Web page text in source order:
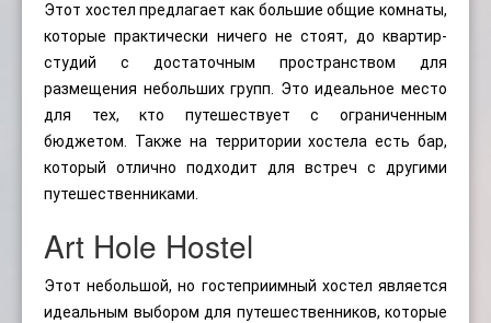
Этот хостел предлагает как большие общие комнаты,
которые практически ничего не стоят, до квартир-
студий с достаточным пространством для
размещения небольших групп. Это идеальное место
для тех, кто путешествует с ограниченным
бюджетом. Также на территории хостела есть бар,
который отлично подходит для встреч с другими
путешественниками.
Art Hole Hostel
Этот небольшой, но гостеприимный хостел является
идеальным выбором для путешественников, которые